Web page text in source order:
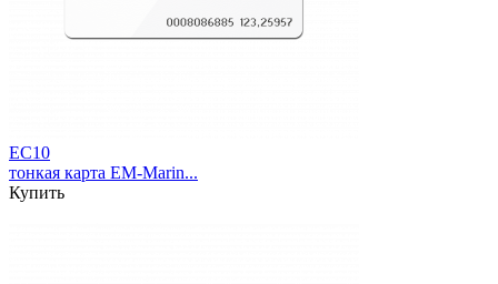
EC10
тонкая карта EM-Marin...
Купить